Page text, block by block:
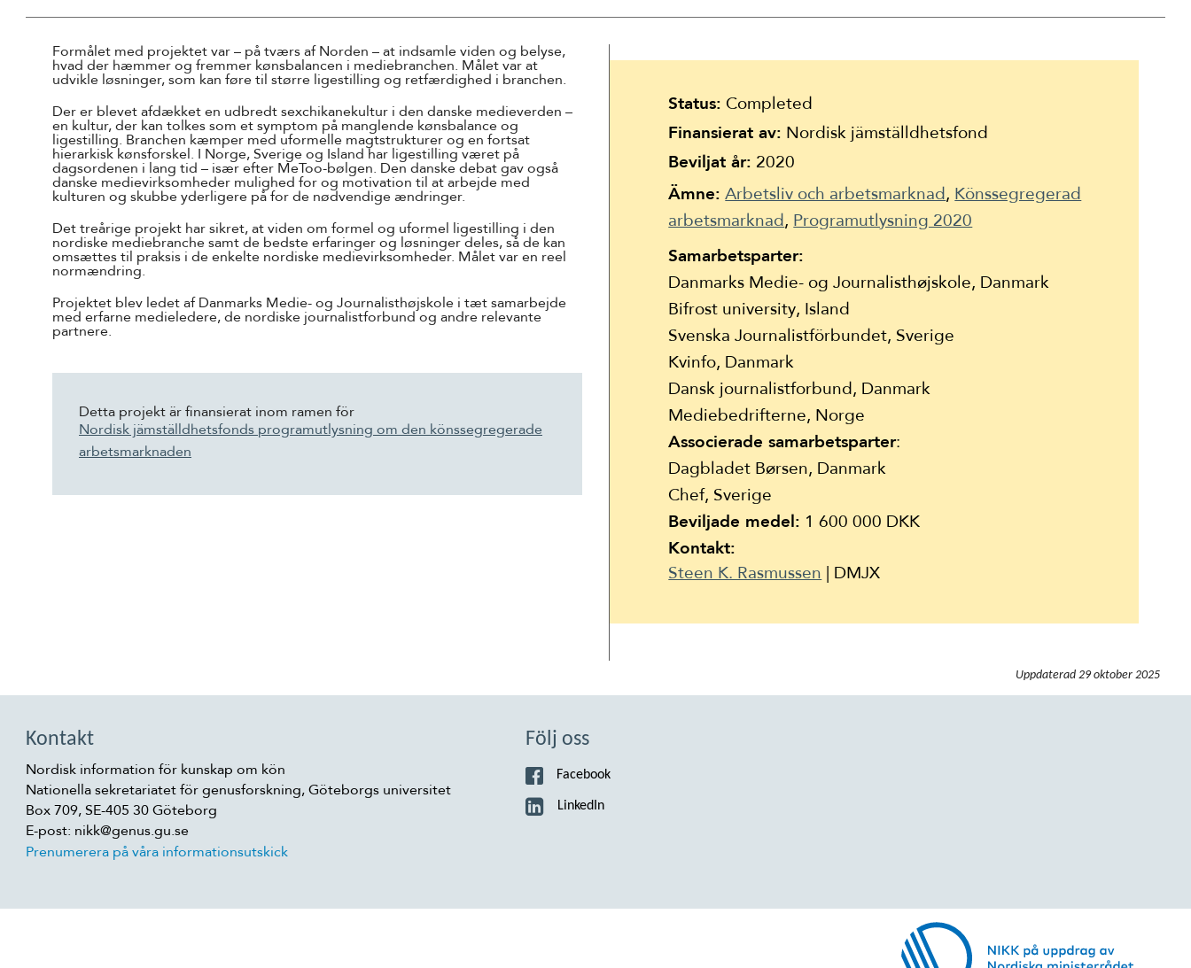
Formålet med projektet var – på tværs af Norden – at indsamle viden og belyse,
hvad der hæmmer og fremmer kønsbalancen i mediebranchen. Målet var at
udvikle løsninger, som kan føre til større ligestilling og retfærdighed i branchen.
Der er blevet afdækket en udbredt sexchikanekultur i den danske medieverden –
en kultur, der kan tolkes som et symptom på manglende kønsbalance og
ligestilling. Branchen kæmper med uformelle magtstrukturer og en fortsat
hierarkisk kønsforskel. I Norge, Sverige og Island har ligestilling været på
dagsordenen i lang tid – især efter MeToo-bølgen. Den danske debat gav også
danske medievirksomheder mulighed for og motivation til at arbejde med
kulturen og skubbe yderligere på for de nødvendige ændringer.
Det treårige projekt har sikret, at viden om formel og uformel ligestilling i den
nordiske mediebranche samt de bedste erfaringer og løsninger deles, så de kan
omsættes til praksis i de enkelte nordiske medievirksomheder. Målet var en reel
normændring.
Projektet blev ledet af Danmarks Medie- og Journalisthøjskole i tæt samarbejde
med erfarne medieledere, de nordiske journalistforbund og andre relevante
partnere.
Detta projekt är finansierat inom ramen för
Nordisk jämställdhetsfonds programutlysning om den könssegregerade
arbetsmarknaden
Status: Completed
Finansierat av: Nordisk jämställdhetsfond
Beviljat år: 2020
Ämne: Arbetsliv och arbetsmarknad Könssegregerad
arbetsmarknad Programutlysning 2020
Samarbetsparter:
Danmarks Medie- og Journalisthøjskole, Danmark
Bifrost university, Island
Svenska Journalistförbundet, Sverige
Kvinfo, Danmark
Dansk journalistforbund, Danmark
Mediebedrifterne, Norge
Associerade samarbetsparter:
Dagbladet Børsen, Danmark
Chef, Sverige
Beviljade medel: 1 600 000 DKK
Kontakt:
Steen K. Rasmussen | DMJX
Uppdaterad 29 oktober 2025
Kontakt
Nordisk information för kunskap om kön
Nationella sekretariatet för genusforskning, Göteborgs universitet
Box 709, SE-405 30 Göteborg
E-post: nikk@genus.gu.se
Prenumerera på våra informationsutskick
Följ oss
Facebook
LinkedIn